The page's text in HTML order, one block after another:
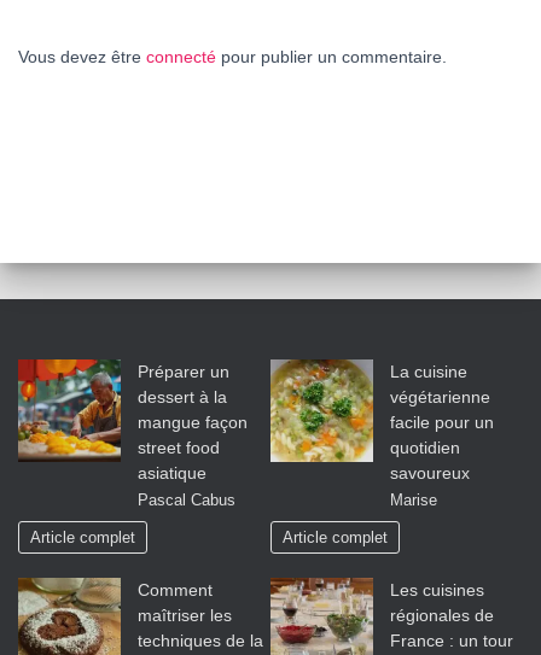
Vous devez être connecté pour publier un commentaire.
Préparer un
dessert à la
mangue façon
street food
asiatique
Pascal Cabus
Article complet
La cuisine
végétarienne
facile pour un
quotidien
savoureux
Marise
Article complet
Comment
maîtriser les
techniques de la
Les cuisines
régionales de
France : un tour